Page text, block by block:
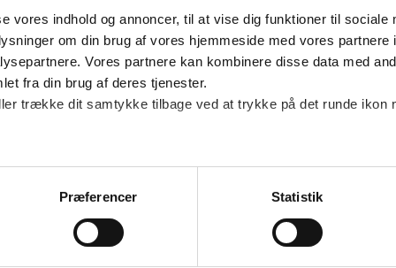
vores indhold og annoncer, til at vise dig funktioner til sociale
om din brug af vores hjemmeside med vores partnere
Vores partnere kan kombinere disse data med
fra din brug af deres tjenester.
trække dit samtykke tilbage ved at trykke på det runde ikon
Præferencer Statistik
hovedsageligt deler logins, fordi de mener,
dyre. 75 procent ville være villige til at
umuligt at dele logins med personer uden
som er villige til at betale mere for et
personer udenfor husstanden.